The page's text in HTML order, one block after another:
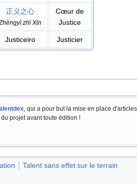
正义之心
zhī Xīn
Cœur de
Justice
Justiceiro Justicier
, qui a pour but la mise en place
projet avant toute édition !
Talent sans effet sur le terrain